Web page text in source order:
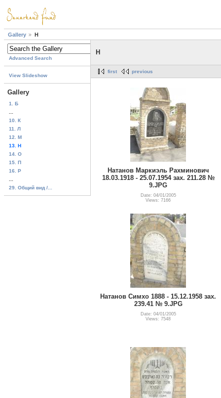
Gallery H
Advanced Search
View Slideshow
Gallery
1. Б
10. К
11. Л
12. М
13. H
14. О
15. П
16. Р
29. Общий вид /...
H
first previous
Натанов Маркиэль Рахминович
18.03.1918 - 25.07.1954 зах. 211.28 №
9.JPG
Date: 04/01/2005
Views: 7166
Натанов Симхо 1888 - 15.12.1958 зах.
239.41 № 9.JPG
Date: 04/01/2005
Views: 7548